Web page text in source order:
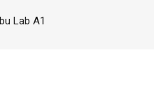
Lab A1